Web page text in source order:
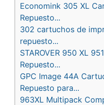
Economink 305 XL
Repuesto...
302 cartuchos de
repuesto...
STAROVER 950 XL
Repuesto...
GPC Image 44A
Repuesto para...
963XL Multipack